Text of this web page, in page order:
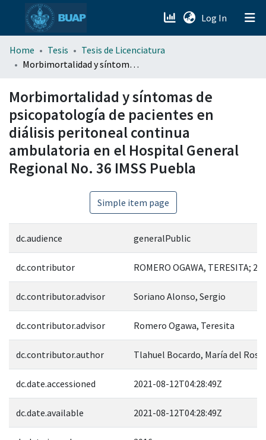
Log In (current)
menu.section.about_menu
Home Tesis
Tesis de Licenciatura
Morbimortalidad y síntomas de psicopatología de pacientes en diálisis peritoneal continua ambulatoria en el Hospital General Regional No. 36 IMSS Puebla
Morbimortalidad y síntomas de
psicopatología de pacientes en
diálisis peritoneal continua
ambulatoria en el Hospital General
Regional No. 36 IMSS Puebla
Simple item page
dc.audience generalPublic
dc.contributor ROMERO OGAWA, TERESITA;
dc.contributor.advisor Soriano Alonso, Sergio
dc.contributor.advisor Romero Ogawa, Teresita
dc.contributor.author Tlahuel Bocardo, María del
dc.date.accessioned 2021-08-12T04:28:49Z
dc.date.available 2021-08-12T04:28:49Z